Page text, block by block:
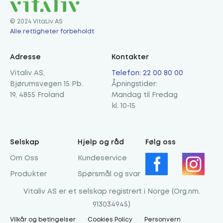
© 2024 VitaLiv AS
Alle rettigheter forbeholdt
Adresse
Vitaliv AS,
Bjørumsvegen 15 Pb.
19, 4855 Froland
Kontakter
Telefon: 22 00 80 00
Åpningstider:
Mandag til Fredag
kl. 10-15
Selskap
Om Oss
Produkter
Hjelp og råd
Kundeservice
Spørsmål og svar
Følg oss
Vitaliv AS er et selskap registrert i Norge (Org.nm.
913034945)
Vilkår og betingelser Cookies Policy Personvern